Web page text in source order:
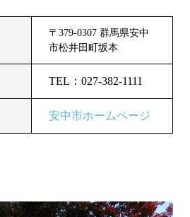
〒379-0307 群馬県安中
市松井田町坂本
TEL：027-382-1111
安中市ホームページ